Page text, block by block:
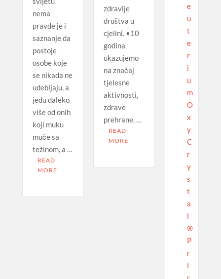
nema
pravde je i
saznanje da
postoje
osobe koje
se nikada ne
udebljaju, a
jedu daleko
više od onih
koji muku
muče sa
težinom, a …
READ
MORE
zdravlje
društva u
cjelini. •10
godina
ukazujemo
na značaj
tjelesne
aktivnosti,
zdrave
prehrane, …
READ
MORE
e
u
t
e
r
i
u
m
O
x
y
C
r
y
s
t
a
l
®
P
r
i